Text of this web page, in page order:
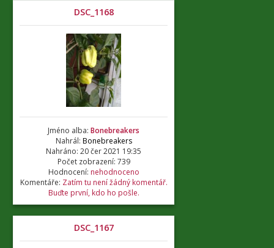
DSC_1168
Jméno alba: Bonebreakers
Nahrál: Bonebreakers
Nahráno: 20 čer 2021 19:35
Počet zobrazení: 739
Hodnocení: nehodnoceno
Komentáře: Zatím tu není žádný komentář.
Buďte první, kdo ho pošle.
DSC_1167